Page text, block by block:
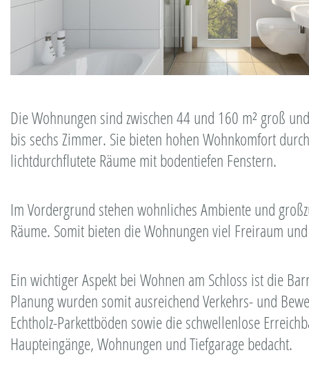
Die Wohnungen sind zwischen 44 und 160 m² groß
bis sechs Zimmer. Sie bieten hohen Wohnkomfort
lichtdurchflutete Räume mit bodentiefen Fenstern.
Im Vordergrund stehen wohnliches Ambiente und
Räume. Somit bieten die Wohnungen viel Freiraum
Ein wichtiger Aspekt bei Wohnen am Schloss ist die
Planung wurden somit ausreichend Verkehrs- und
Echtholz-Parkettböden sowie die schwellenlose
Haupteingänge, Wohnungen und Tiefgarage bedacht.